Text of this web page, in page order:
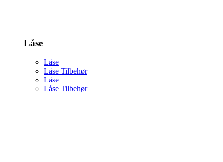
Låse
Låse
Låse Tilbehør
Låse
Låse Tilbehør